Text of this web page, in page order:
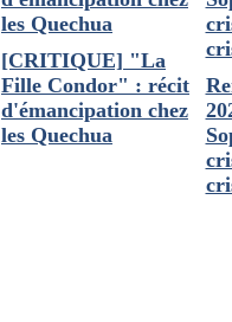
[CRITIQUE] "La
Fille Condor" : récit
d'émancipation chez
les Quechua